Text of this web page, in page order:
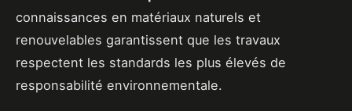
connaissances en matériaux naturels et
renouvelables garantissent que les travaux
respectent les standards les plus élevés de
responsabilité environnementale.